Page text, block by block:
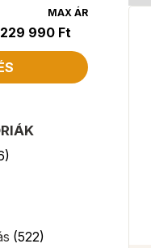
MAX ÁR
229 990 Ft
(522)